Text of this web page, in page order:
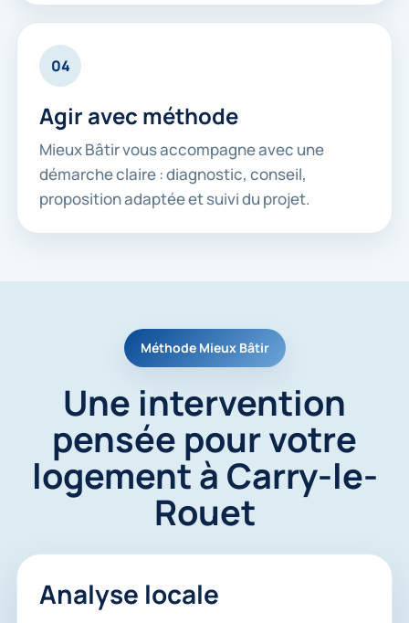
04
Agir avec méthode
Mieux Bâtir vous accompagne avec une
démarche claire : diagnostic, conseil,
proposition adaptée et suivi du projet.
Méthode Mieux Bâtir
Une intervention
pensée pour votre
logement à Carry-le-
Rouet
Analyse locale